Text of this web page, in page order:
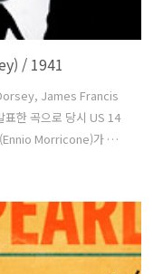
/ 1941
James Francis
한 곡으로 당시 US 14
Morricone)가 세
화 에서 느린 버전을
가 작사, 작곡한 곡으
가 앨버트 감시
후에 영어 가사를 붙였